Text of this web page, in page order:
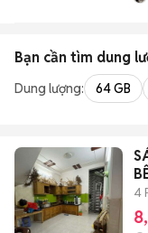
Bạn cần tìm dung
Dung lượng: 64 GB
4